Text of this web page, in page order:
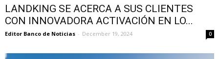
LANDKING SE ACERCA A SUS CLIENTES
CON INNOVADORA ACTIVACIÓN EN LO...
Editor Banco de Noticias - December 19, 2024 0